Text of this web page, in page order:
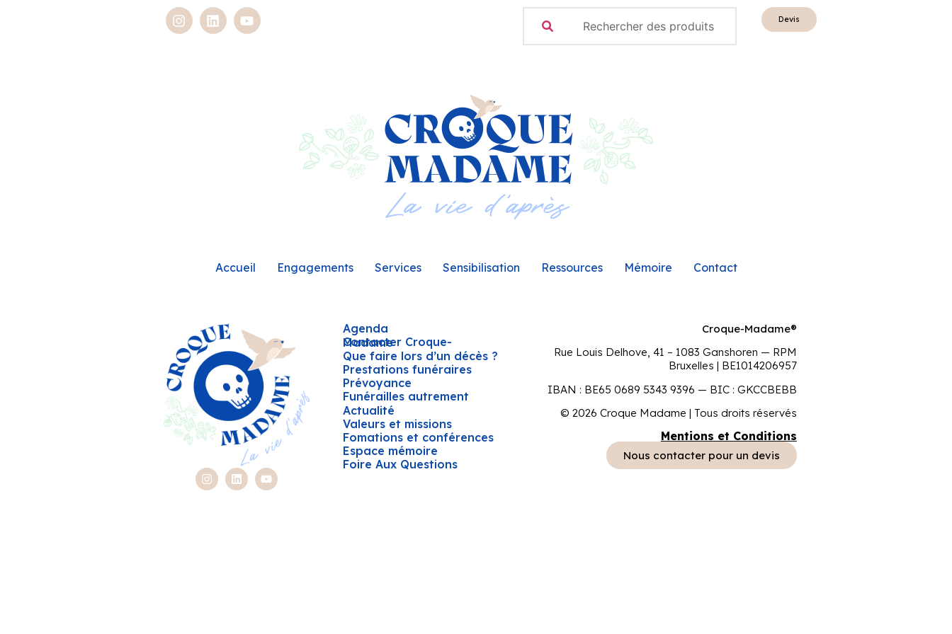
Devis
Accueil Engagements Services Sensibilisation Ressources Mémoire Contact
Agenda
Contacter Croque-Madame
Que faire lors d’un décès ?
Prestations funéraires
Prévoyance
Funérailles autrement
Actualité
Valeurs et missions
Fomations et conférences
Espace mémoire
Foire Aux Questions
Croque-Madame®
Rue Louis Delhove, 41 – 1083 Ganshoren — RPM
Bruxelles | BE1014206957
IBAN : BE65 0689 5343 9396 — BIC : GKCCBEBB
© 2026 Croque Madame | Tous droits réservés
Mentions et Conditions
Nous contacter pour un devis